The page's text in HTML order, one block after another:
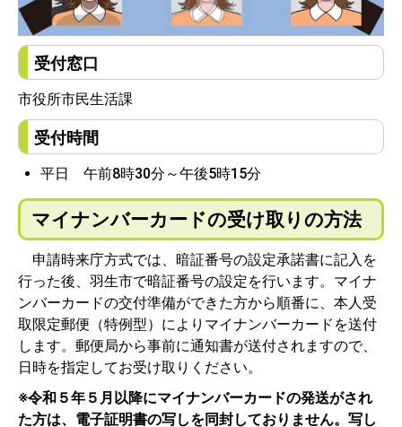
受付窓口
市役所市民生活課
受付時間
平日 午前8時30分～午後5時15分
マイナンバーカードの受け取りの方法
申請時来庁方式では、暗証番号の設定承諾書に記入を
行った後、羽生市で暗証番号の設定を行います。マイナ
ンバーカードの交付準備ができた方から順番に、本人受
取限定郵便（特例型）によりマイナンバーカードを送付
します。郵便局から事前に通知書が送付されますので、
日時を指定してお受け取りください。
※令和５年５月以降にマイナンバーカードの発送がされ
た方は、電子証明書の写しを同封しておりません。写し